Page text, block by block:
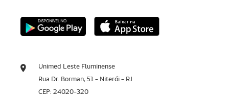
Unimed Leste Fluminense
Rua Dr. Borman, 51 - Niterói - RJ
CEP: 24020-320